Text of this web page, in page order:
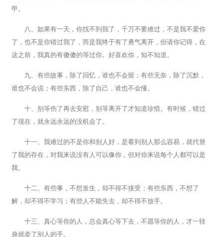
甲。
八、如果有一天，你找不到我了，千万不要难过，不是我不爱你
了，也不是你错过我了，而是我终于有了勇气离开，但请你记得，在
这之前，我真的有傻傻的等过你。好喜欢你，知不知道。
九、有些故事，除了回忆，谁也不会留；有些无奈，除了沉默，
谁也不会说；有些东西，除了自己，谁也不会懂。
十、别等伤了再去安慰，别等离开了才知道珍惜。有时候，错过
了现在，就永远永远的没机会了。
十一、我难过的不是你和别人好，是看到别人那么容易，就代替
了我的存在，对我来说没有人可以像你，但对你来说每个人都可以是
我。
十二、有些事，不想发生，却不得不接受；有些东西，不想了
解，却不得不学习；有些人不能失去，却不得不放手。
十三、真心等你的人，总会真心等下去，不愿等你的人，才一转
身就牵了别人的手。